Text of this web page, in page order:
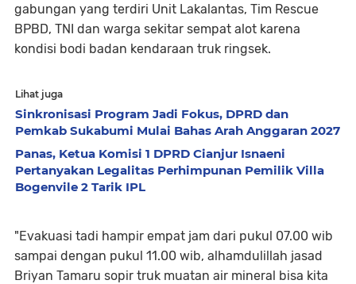
gabungan yang terdiri Unit Lakalantas, Tim Rescue
BPBD, TNI dan warga sekitar sempat alot karena
kondisi bodi badan kendaraan truk ringsek.
Lihat juga
Sinkronisasi Program Jadi Fokus, DPRD dan
Pemkab Sukabumi Mulai Bahas Arah Anggaran 2027
Panas, Ketua Komisi 1 DPRD Cianjur Isnaeni
Pertanyakan Legalitas Perhimpunan Pemilik Villa
Bogenvile 2 Tarik IPL
"Evakuasi tadi hampir empat jam dari pukul 07.00 wib
sampai dengan pukul 11.00 wib, alhamdulillah jasad
Briyan Tamaru sopir truk muatan air mineral bisa kita